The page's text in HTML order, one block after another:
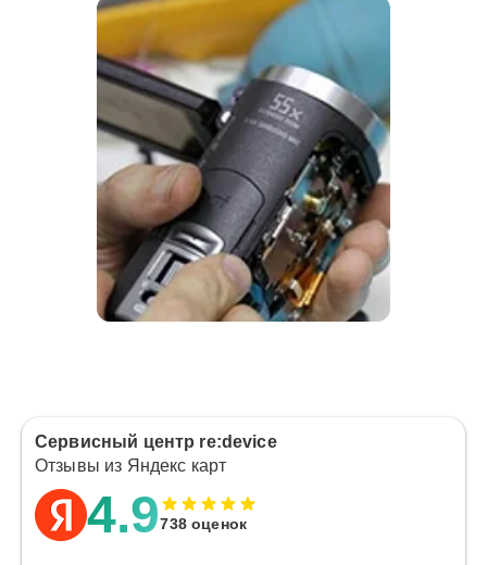
Сервисный центр re:device
Отзывы из Яндекс карт
4.9738 оценок